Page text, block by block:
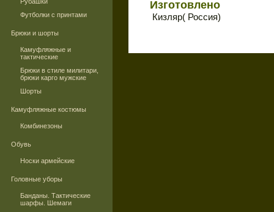
Футболки с принтами
Брюки и шорты
Камуфляжные и
тактические
Брюки в стиле милитари,
брюки карго мужские
Шорты
Камуфляжные костюмы
Комбинезоны
Обувь
Носки армейские
Головные уборы
Банданы. Тактические
шарфы. Шемаги
Изготовлено
Кизляр( Россия)